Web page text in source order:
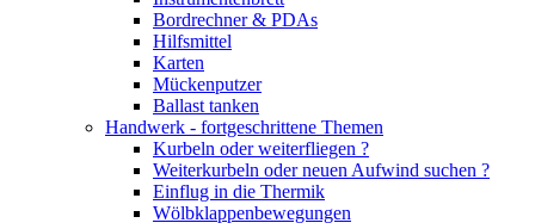
Bordrechner & PDAs
Hilfsmittel
Karten
Mückenputzer
Ballast tanken
Handwerk - fortgeschrittene Themen
Kurbeln oder weiterfliegen ?
Weiterkurbeln oder neuen Aufwind suchen ?
Einflug in die Thermik
Wölbklappenbewegungen